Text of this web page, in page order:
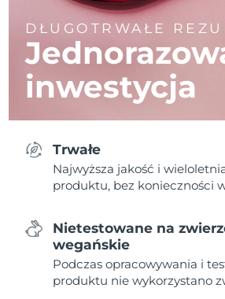
DŁUGOTRWAŁE
inwestycja
Trwałe
Najwyższa jakość i
produktu, bez konieczności
Nietestowane na
wegańskie
Podczas opracowywania i
produktu nie wykorzystano